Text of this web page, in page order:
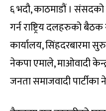
६ भदौ, काठमाडौं ।
गर्न राष्ट्रिय दलहरुको
कार्यालय, सिंहदरबारमा
नेकपा एमाले, माओवादी केन्द्र,
जनता समाजवादी